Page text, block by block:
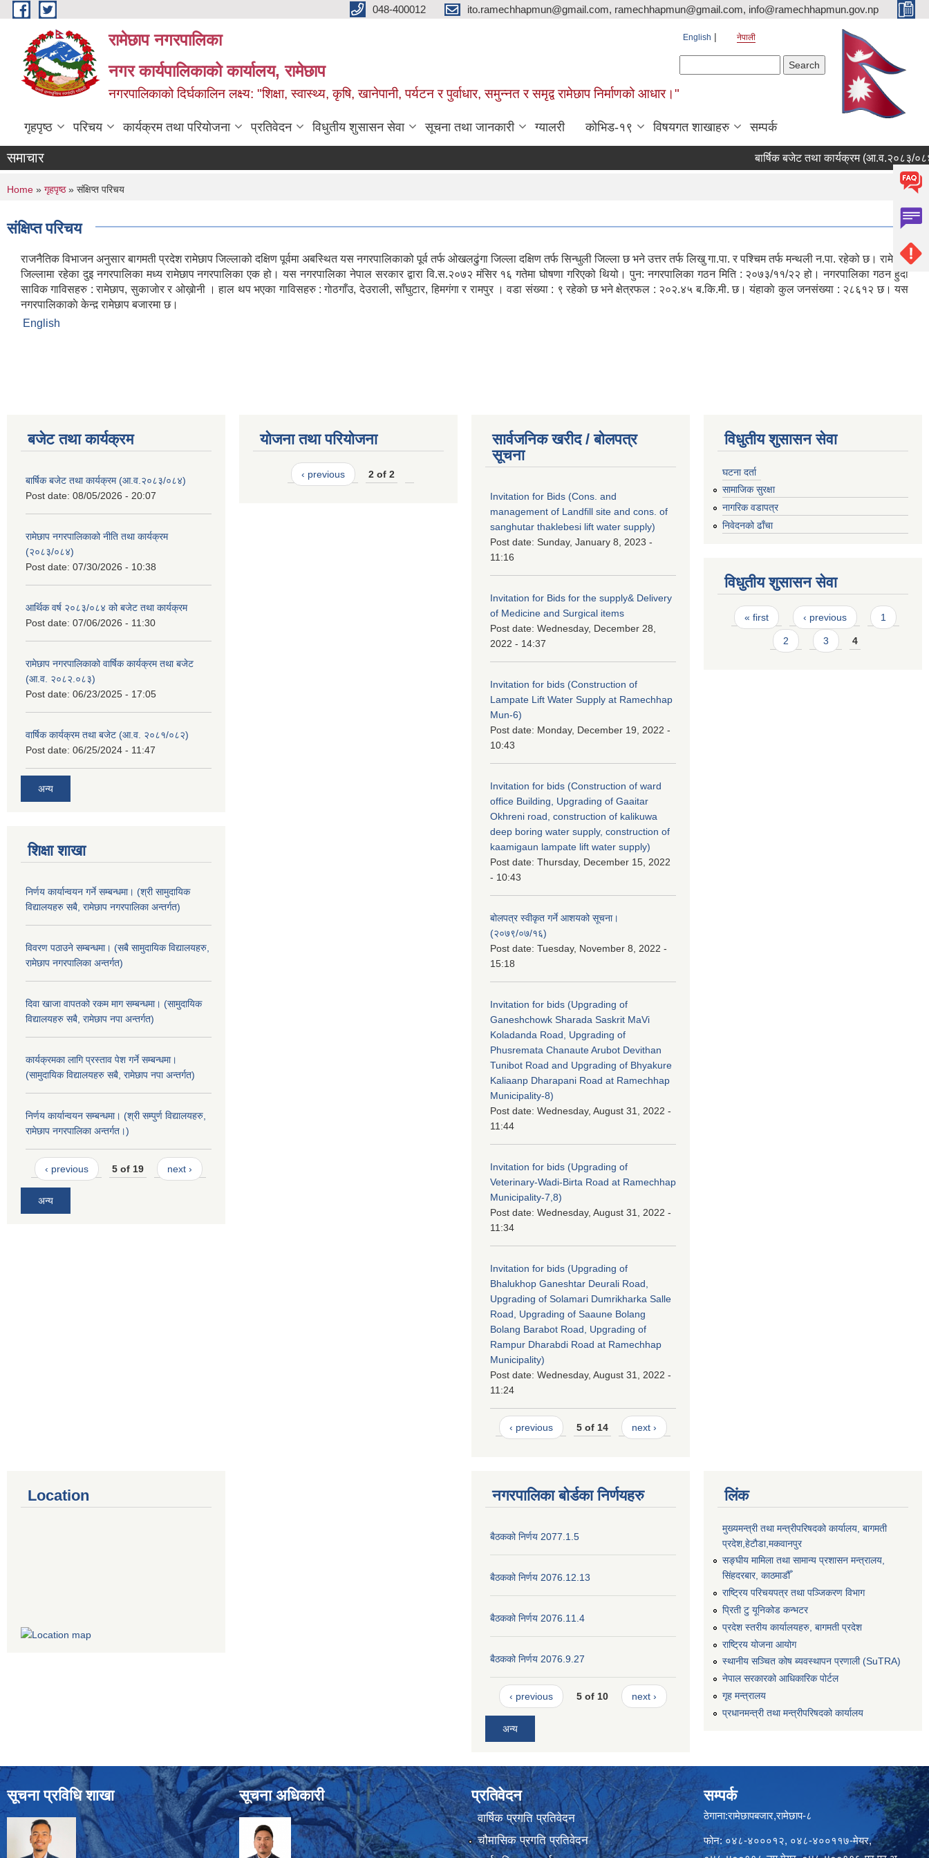
Skip to main content 048-400012 ito.ramechhapmun@gmail.com, ramechhapmun@gmail.com, info@ramechhapmun.gov.np
रामेछाप नगरपालिका
नगर कार्यपालिकाको कार्यालय, रामेछाप
नगरपालिकाको दिर्घकालिन लक्ष्य: "शिक्षा, स्वास्थ्य, कृषि, खानेपानी, पर्यटन र पुर्वाधार, समुन्नत र समृद्व रामेछाप निर्माणको आधार।"
English नेपाली
गृहपृष्ठ परिचय कार्यक्रम तथा परियोजना प्रतिवेदन विधुतीय शुसासन सेवा सूचना तथा जानकारी ग्यालरी कोभिड-१९ विषयगत शाखाहरु सम्पर्क
समाचार बार्षिक बजेट तथा कार्यक्रम (आ.व.२०८३/०८४)
You are here
Home » गृहपृष्ठ» संक्षिप्त परिचय
संक्षिप्त परिचय
राजनैतिक विभाजन अनुसार बागमती प्रदेश रामेछाप जिल्लाको दक्षिण पूर्वमा अबस्थित यस नगरपालिकाको पूर्व तर्फ ओखलढुंगा जिल्ला दक्षिण तर्फ सिन्धुली जिल्ला छ भने उत्तर तर्फ लिखु गा.पा. र पश्चिम तर्फ मन्थली न.पा. रहेको छ। रामेछाप
जिल्लामा रहेका दुइ नगरपालिका मध्य रामेछाप नगरपालिका एक हो। यस नगरपालिका नेपाल सरकार द्वारा वि.स.२०७२ मंसिर १६ गतेमा घोषणा गरिएको थियो। पुन: नगरपालिका गठन मिति : २०७३/११/२२ हो। नगरपालिका गठन हुंदा
साविक गाविसहरु : रामेछाप, सुकाजाेर र ओख़ाेनी । हाल थप भएका गाविसहरु : गाेठगाँउ, देउराली, साँघुटार, हिमगंगा र रामपुर । वडा संख्या : ९ रहेकाे छ भने क्षेत्रफल : २०२.४५ ब.कि.मी. छ। यंहाकाे कुल जनसंख्या : २८६१२ छ। यस
नगरपालिकाकाे केन्द़ रामेछाप बजारमा छ।
English
बजेट तथा कार्यक्रम
बार्षिक बजेट तथा कार्यक्रम (आ.व.२०८३/०८४)
Post date: 08/05/2026 - 20:07
रामेछाप नगरपालिकाको नीति तथा कार्यक्रम
(२०८३/०८४)
Post date: 07/30/2026 - 10:38
आर्थिक वर्ष २०८३/०८४ को बजेट तथा कार्यक्रम
Post date: 07/06/2026 - 11:30
रामेछाप नगरपालिकाको वार्षिक कार्यक्रम तथा बजेट
(आ.व. २०८२.०८३)
Post date: 06/23/2025 - 17:05
वार्षिक कार्यक्रम तथा बजेट (आ.व. २०८१/०८२)
Post date: 06/25/2024 - 11:47
अन्य
शिक्षा शाखा
निर्णय कार्यान्वयन गर्ने सम्बन्धमा। (श्री सामुदायिक
विद्यालयहरु सबै, रामेछाप नगरपालिका अन्तर्गत)
विवरण पठाउने सम्बन्धमा। (सबै सामुदायिक विद्यालयहरु,
रामेछाप नगरपालिका अन्तर्गत)
दिवा खाजा वापतको रकम माग सम्बन्धमा। (सामुदायिक
विद्यालयहरु सबै, रामेछाप नपा अन्तर्गत)
कार्यक्रमका लागि प्रस्ताव पेश गर्ने सम्बन्धमा।
(सामुदायिक विद्यालयहरु सबै, रामेछाप नपा अन्तर्गत)
निर्णय कार्यान्वयन सम्बन्धमा। (श्री सम्पुर्ण विद्यालयहरु,
रामेछाप नगरपालिका अन्तर्गत।)
‹ previous 5 of 19 next ›
अन्य
योजना तथा परियोजना
‹ previous 2 of 2
सार्वजनिक खरीद / बोलपत्र
सूचना
Invitation for Bids (Cons. and
management of Landfill site and cons. of
sanghutar thaklebesi lift water supply)
Post date: Sunday, January 8, 2023 -
11:16
Invitation for Bids for the supply& Delivery
of Medicine and Surgical items
Post date: Wednesday, December 28,
2022 - 14:37
Invitation for bids (Construction of
Lampate Lift Water Supply at Ramechhap
Mun-6)
Post date: Monday, December 19, 2022 -
10:43
Invitation for bids (Construction of ward
office Building, Upgrading of Gaaitar
Okhreni road, construction of kalikuwa
deep boring water supply, construction of
kaamigaun lampate lift water supply)
Post date: Thursday, December 15, 2022
- 10:43
बोलपत्र स्वीकृत गर्ने आशयको सूचना।
(२०७९/०७/१६)
Post date: Tuesday, November 8, 2022 -
15:18
Invitation for bids (Upgrading of
Ganeshchowk Sharada Saskrit MaVi
Koladanda Road, Upgrading of
Phusremata Chanaute Arubot Devithan
Tunibot Road and Upgrading of Bhyakure
Kaliaanp Dharapani Road at Ramechhap
Municipality-8)
Post date: Wednesday, August 31, 2022 -
11:44
Invitation for bids (Upgrading of
Veterinary-Wadi-Birta Road at Ramechhap
Municipality-7,8)
Post date: Wednesday, August 31, 2022 -
11:34
Invitation for bids (Upgrading of
Bhalukhop Ganeshtar Deurali Road,
Upgrading of Solamari Dumrikharka Salle
Road, Upgrading of Saaune Bolang
Bolang Barabot Road, Upgrading of
Rampur Dharabdi Road at Ramechhap
Municipality)
Post date: Wednesday, August 31, 2022 -
11:24
‹ previous 5 of 14 next ›
विधुतीय शुसासन सेवा
घटना दर्ता
सामाजिक सुरक्षा
नागरिक वडापत्र
निवेदनको ढाँचा
विधुतीय शुसासन सेवा
Pages
« first ‹ previous 1
2 3 4
Location नगरपालिका बोर्डका निर्णयहरु
बैठकको निर्णय 2077.1.5
बैठकको निर्णय 2076.12.13
बैठकको निर्णय 2076.11.4
बैठकको निर्णय 2076.9.27
‹ previous 5 of 10 next ›
अन्य
लिंक
मुख्यमन्त्री तथा मन्त्रीपरिषदको कार्यालय, बागमती
प्रदेश,हेटाैडा,मकवानपुर
सङ्‍घीय मामिला तथा सामान्य प्रशासन मन्त्रालय,
सिंहदरबार, काठमाडौँ
राष्ट्रिय परिचयपत्र तथा पञ्जिकरण विभाग
प्रिती टु यूनिकोड कन्भटर
प्रदेश स्तरीय कार्यालयहरु, बागमती प्रदेश
राष्ट्रिय योजना आयोग
स्थानीय सञ्चित कोष ब्यवस्थापन प्रणाली (SuTRA)
नेपाल सरकारको आधिकारिक पोर्टल
गृह मन्त्रालय
प्रधानमन्त्री तथा मन्त्रीपरिषदको कार्यालय
सूचना प्रविधि शाखा सूचना अधिकारी प्रतिवेदन
वार्षिक प्रगति प्रतिवेदन
चौमासिक प्रगति प्रतिवेदन
सम्पर्क
ठेगाना:रामेछापबजार,रामेछाप-८
फोन: ०४८-४०००१२, ०४८-४००११७-मेयर,